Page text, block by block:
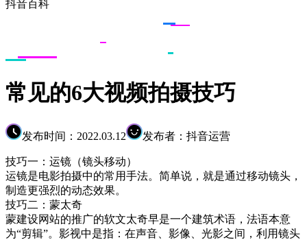
抖音百科
常见的6大视频拍摄技巧
发布时间：2022.03.12 发布者：抖音运营
技巧一：运镜（镜头移动）
运镜是电影拍摄中的常用手法。简单说，就是通过移动镜头，
制造更强烈的动态效果。
技巧二：蒙太奇
蒙建设网站的推广的软文太奇早是一个建筑术语，法语本意
为“剪辑”。影视中是指：在声音、影像、光影之间，利用镜头